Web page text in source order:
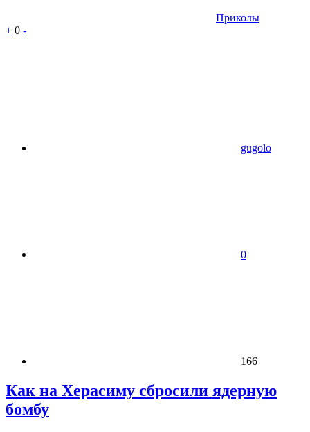
Приколы
+ 0 -
gugolo
0
166
Как на Херасиму сбросили ядерную
бомбу